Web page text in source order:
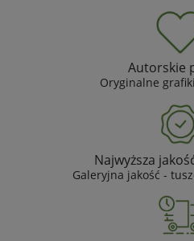
Autorskie
Oryginalne
Najwyższa
Galeryjna jakość -